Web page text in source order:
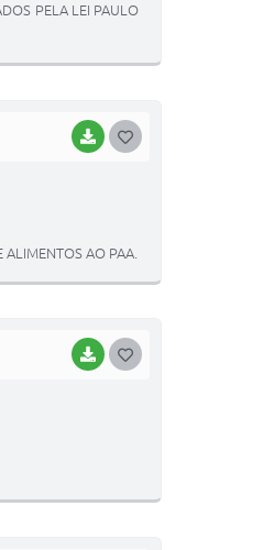
I
PELA LEI PAULO
BAIXAR
ALIMENTOS AO PAA.
BAIXAR